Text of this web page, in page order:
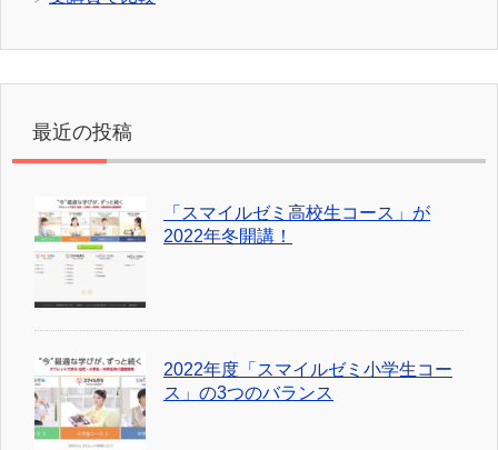
最近の投稿
「スマイルゼミ高校生コース」が
2022年冬開講！
2022年度「スマイルゼミ小学生コー
ス」の3つのバランス